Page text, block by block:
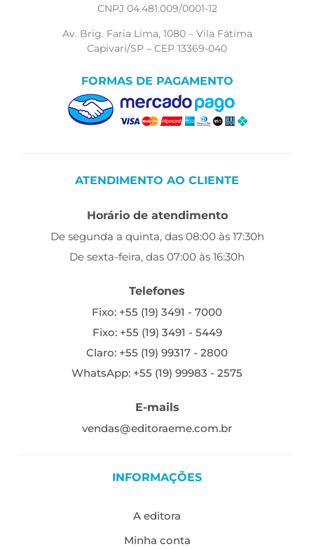
CNPJ 04.481.009/0001-12
Av. Brig. Faria Lima, 1080 – Vila Fátima
Capivari/SP – CEP 13369-040
FORMAS DE PAGAMENTO
ATENDIMENTO AO CLIENTE
Horário de atendimento
De segunda a quinta, das 08:00 às 17:30h
De sexta-feira, das 07:00 às 16:30h
Telefones
Fixo: +55 (19) 3491 - 7000
Fixo: +55 (19) 3491 - 5449
Claro: +55 (19) 99317 - 2800
WhatsApp: +55 (19) 99983 - 2575
E-mails
vendas@editoraeme.com.br
INFORMAÇÕES
A editora
Minha conta